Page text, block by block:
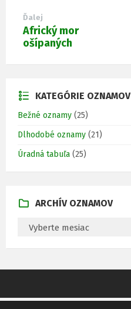
Ďalej
Africký mor
ošípaných
KATEGÓRIE OZNAMOV
Bežné oznamy (25)
Dlhodobé oznamy (21)
Úradná tabuľa (25)
ARCHÍV OZNAMOV
V
N